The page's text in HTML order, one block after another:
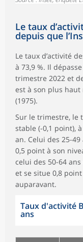
Le taux
depuis que
Le taux d’activité
à 73,9 %. Il
trimestre 2022 et
est à son plus haut
(1975).
Sur le trimestre, le
stable (-0,1 point),
an. Celui des 25-
0,5 point à son
celui des 50-64
et se situe 0,8
auparavant.
Taux d'activité
ans